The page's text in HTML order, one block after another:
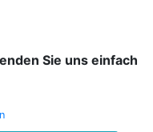
Sie uns einfach